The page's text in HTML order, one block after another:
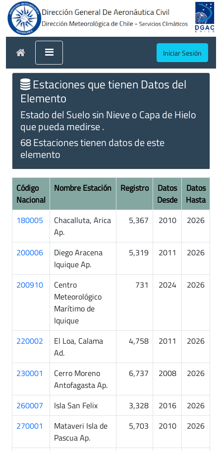
Iniciar Sesión
Estaciones que tienen Datos del
Elemento
Estado del Suelo sin Nieve o Capa de Hielo
que pueda medirse .
68 Estaciones tienen datos de este
elemento
Código
Nacional
Nombre Estación Registro
Datos
Desde
Datos
Hasta
180005
Chacalluta, Arica
Ap.
5,367 2010 2026
200006
Diego Aracena
Iquique Ap.
5,319 2011 2026
200910
Centro
Meteorológico
Marítimo de
Iquique
731 2024 2026
220002
El Loa, Calama
Ad.
4,758 2011 2026
230001
Cerro Moreno
Antofagasta Ap.
6,737 2008 2026
260007 Isla San Felix 3,328 2016
2026
270001
Mataveri Isla de
Pascua Ap.
5,703 2010 2026